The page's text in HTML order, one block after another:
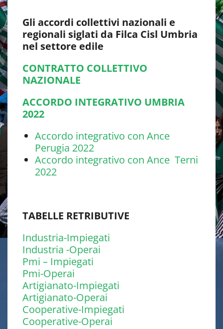
Gli accordi collettivi nazionali e
regionali siglati da Filca Cisl Umbria
nel settore edile
CONTRATTO COLLETTIVO
NAZIONALE
ACCORDO INTEGRATIVO UMBRIA
2022
Accordo integrativo con Ance
Perugia 2022
Accordo integrativo con Ance Terni
2022
TABELLE RETRIBUTIVE
Industria-Impiegati
Industria -Operai
Pmi – Impiegati
Pmi-Operai
Artigianato-Impiegati
Artigianato-Operai
Cooperative-Impiegati
Cooperative-Operai